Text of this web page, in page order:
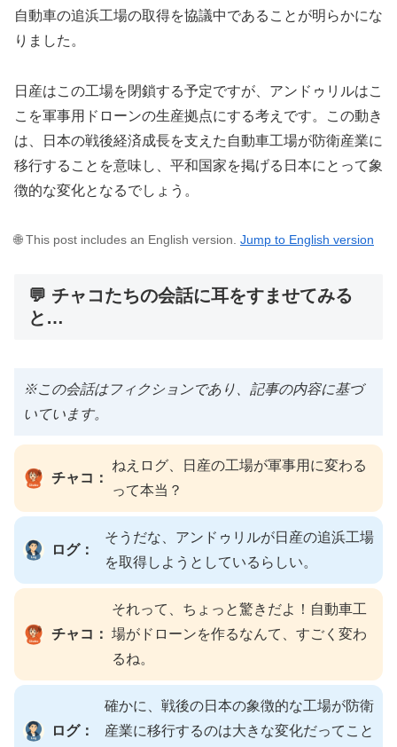
自動車の追浜工場の取得を協議中であることが明らかにな
りました。
日産はこの工場を閉鎖する予定ですが、アンドゥリルはこ
こを軍事用ドローンの生産拠点にする考えです。この動き
は、日本の戦後経済成長を支えた自動車工場が防衛産業に
移行することを意味し、平和国家を掲げる日本にとって象
徴的な変化となるでしょう。
🌐 This post includes an English version. Jump to English version
💬 チャコたちの会話に耳をすませてみる
と…
※この会話はフィクションであり、記事の内容に基づ
いています。
チャコ：
ねえログ、日産の工場が軍事用に変わる
って本当？
ログ：
そうだな、アンドゥリルが日産の追浜工場
を取得しようとしているらしい。
チャコ：
それって、ちょっと驚きだよ！自動車工
場がドローンを作るなんて、すごく変わ
るね。
ログ：
確かに、戦後の日本の象徴的な工場が防衛
産業に移行するのは大きな変化だってこと